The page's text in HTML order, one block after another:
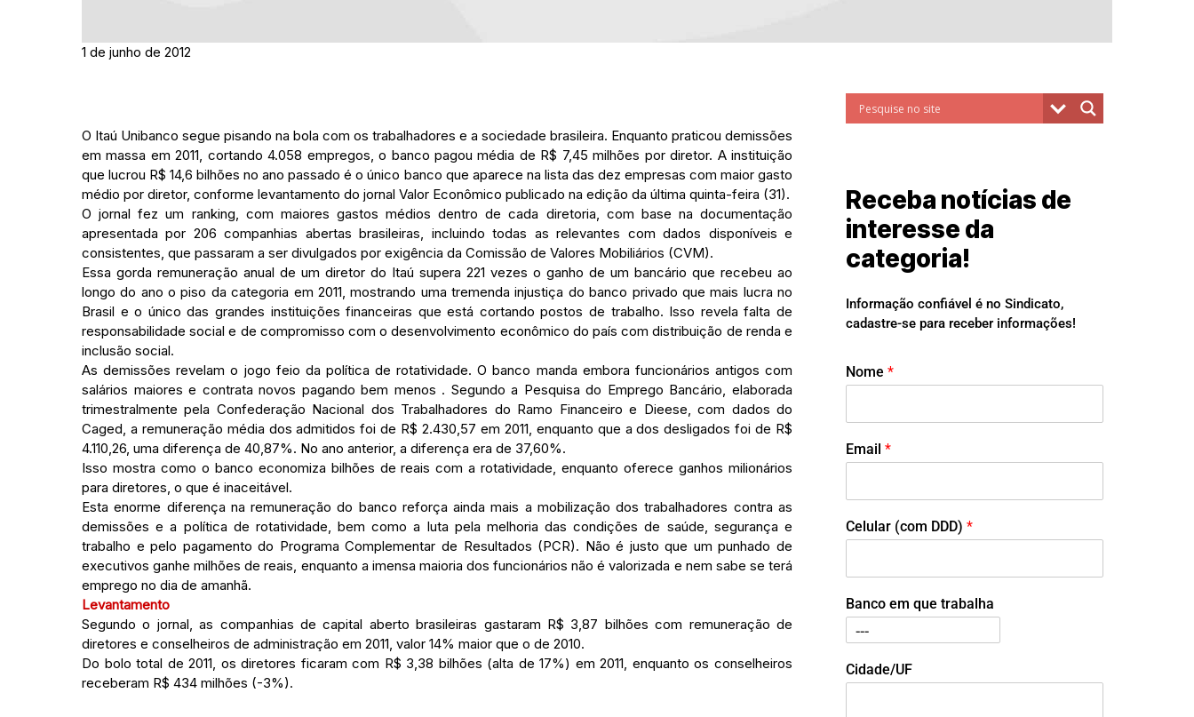
1 de junho de 2012
O Itaú Unibanco segue pisando na bola com os trabalhadores e a sociedade brasileira. Enquanto praticou demissões
em massa em 2011, cortando 4.058 empregos, o banco pagou média de R$ 7,45 milhões por diretor. A instituição
que lucrou R$ 14,6 bilhões no ano passado é o único banco que aparece na lista das dez empresas com maior gasto
médio por diretor, conforme levantamento do jornal Valor Econômico publicado na edição da última quinta-feira (31).
O jornal fez um ranking, com maiores gastos médios dentro de cada diretoria, com base na documentação
apresentada por 206 companhias abertas brasileiras, incluindo todas as relevantes com dados disponíveis e
consistentes, que passaram a ser divulgados por exigência da Comissão de Valores Mobiliários (CVM).
Essa gorda remuneração anual de um diretor do Itaú supera 221 vezes o ganho de um bancário que recebeu ao
longo do ano o piso da categoria em 2011, mostrando uma tremenda injustiça do banco privado que mais lucra no
Brasil e o único das grandes instituições financeiras que está cortando postos de trabalho. Isso revela falta de
responsabilidade social e de compromisso com o desenvolvimento econômico do país com distribuição de renda e
inclusão social.
As demissões revelam o jogo feio da política de rotatividade. O banco manda embora funcionários antigos com
salários maiores e contrata novos pagando bem menos . Segundo a Pesquisa do Emprego Bancário, elaborada
trimestralmente pela Confederação Nacional dos Trabalhadores do Ramo Financeiro e Dieese, com dados do
Caged, a remuneração média dos admitidos foi de R$ 2.430,57 em 2011, enquanto que a dos desligados foi de R$
4.110,26, uma diferença de 40,87%. No ano anterior, a diferença era de 37,60%.
Isso mostra como o banco economiza bilhões de reais com a rotatividade, enquanto oferece ganhos milionários
para diretores, o que é inaceitável.
Esta enorme diferença na remuneração do banco reforça ainda mais a mobilização dos trabalhadores contra as
demissões e a política de rotatividade, bem como a luta pela melhoria das condições de saúde, segurança e
trabalho e pelo pagamento do Programa Complementar de Resultados (PCR). Não é justo que um punhado de
executivos ganhe milhões de reais, enquanto a imensa maioria dos funcionários não é valorizada e nem sabe se terá
emprego no dia de amanhã.
Levantamento
Segundo o jornal, as companhias de capital aberto brasileiras gastaram R$ 3,87 bilhões com remuneração de
diretores e conselheiros de administração em 2011, valor 14% maior que o de 2010.
Do bolo total de 2011, os diretores ficaram com R$ 3,38 bilhões (alta de 17%) em 2011, enquanto os conselheiros
receberam R$ 434 milhões (-3%).
Receba notícias de
interesse da
categoria!
Informação confiável é no Sindicato,
cadastre-se para receber informações!
Nome *
Email *
Celular (com DDD) *
Banco em que trabalha
Cidade/UF